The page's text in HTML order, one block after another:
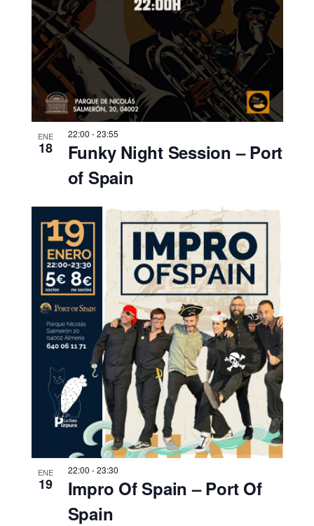
ENE
18
22:00 -23:55
Funky Night Session – Port
of Spain
ENE
19
22:00 -23:30
Impro Of Spain – Port Of
Spain